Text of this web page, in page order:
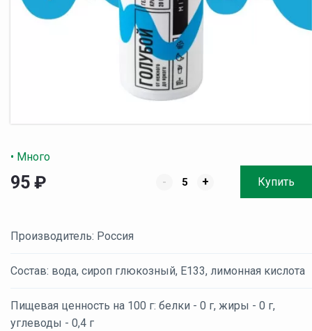
• Много
95 ₽ - + Купить
Производитель: Россия
Состав: вода, сироп глюкозный, Е133, лимонная кислота
Пищевая ценность на 100 г: белки - 0 г, жиры - 0 г,
углеводы - 0,4 г